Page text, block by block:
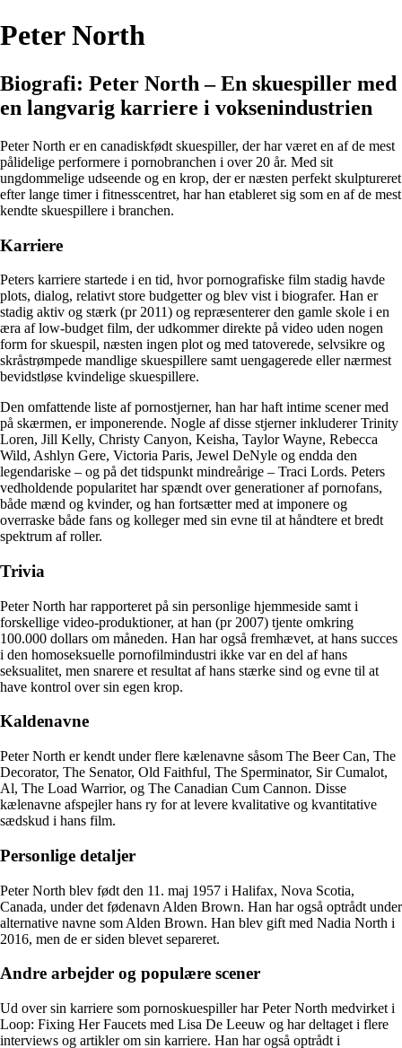
Peter North
Biografi: Peter North – En skuespiller med
en langvarig karriere i voksenindustrien
Peter North er en canadiskfødt skuespiller, der har været en af de mest
pålidelige performere i pornobranchen i over 20 år. Med sit
ungdommelige udseende og en krop, der er næsten perfekt skulptureret
efter lange timer i fitnesscentret, har han etableret sig som en af de mest
kendte skuespillere i branchen.
Karriere
Peters karriere startede i en tid, hvor pornografiske film stadig havde
plots, dialog, relativt store budgetter og blev vist i biografer. Han er
stadig aktiv og stærk (pr 2011) og repræsenterer den gamle skole i en
æra af low-budget film, der udkommer direkte på video uden nogen
form for skuespil, næsten ingen plot og med tatoverede, selvsikre og
skråstrømpede mandlige skuespillere samt uengagerede eller nærmest
bevidstløse kvindelige skuespillere.
Den omfattende liste af pornostjerner, han har haft intime scener med
på skærmen, er imponerende. Nogle af disse stjerner inkluderer Trinity
Loren, Jill Kelly, Christy Canyon, Keisha, Taylor Wayne, Rebecca
Wild, Ashlyn Gere, Victoria Paris, Jewel DeNyle og endda den
legendariske – og på det tidspunkt mindreårige – Traci Lords. Peters
vedholdende popularitet har spændt over generationer af pornofans,
både mænd og kvinder, og han fortsætter med at imponere og
overraske både fans og kolleger med sin evne til at håndtere et bredt
spektrum af roller.
Trivia
Peter North har rapporteret på sin personlige hjemmeside samt i
forskellige video-produktioner, at han (pr 2007) tjente omkring
100.000 dollars om måneden. Han har også fremhævet, at hans succes
i den homoseksuelle pornofilmindustri ikke var en del af hans
seksualitet, men snarere et resultat af hans stærke sind og evne til at
have kontrol over sin egen krop.
Kaldenavne
Peter North er kendt under flere kælenavne såsom The Beer Can, The
Decorator, The Senator, Old Faithful, The Sperminator, Sir Cumalot,
Al, The Load Warrior, og The Canadian Cum Cannon. Disse
kælenavne afspejler hans ry for at levere kvalitative og kvantitative
sædskud i hans film.
Personlige detaljer
Peter North blev født den 11. maj 1957 i Halifax, Nova Scotia,
Canada, under det fødenavn Alden Brown. Han har også optrådt under
alternative navne som Alden Brown. Han blev gift med Nadia North i
2016, men de er siden blevet separeret.
Andre arbejder og populære scener
Ud over sin karriere som pornoskuespiller har Peter North medvirket i
Loop: Fixing Her Faucets med Lisa De Leeuw og har deltaget i flere
interviews og artikler om sin karriere. Han har også optrådt i